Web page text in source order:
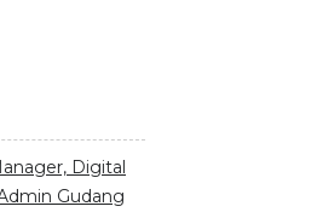
Digital
Gudang